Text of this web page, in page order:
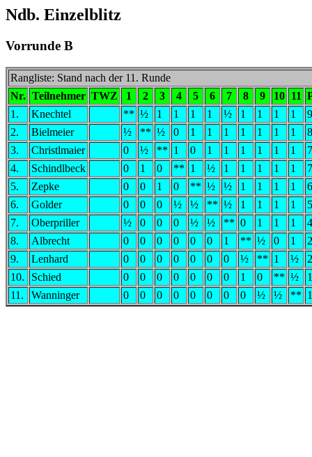
Ndb. Einzelblitz
Vorrunde B
Rangliste: Stand nach der 11. Runde
Nr. Teilnehmer TWZ 1 2 3 4 5 6 7 8 9 10 11
1.
Knechtel ** ½ 1 1 1 1 ½ 1 1 1 1
2.
Bielmeier ½ ** ½ 0 1 1 1 1 1 1 1
3.
Christlmaier 0 ½ ** 1 0 1 1 1 1 1 1
4.
Schindlbeck 0 1 0 ** 1 ½ 1 1 1 1 1
5.
Zepke 0 0 1 0 ** ½ ½ 1 1 1 1
6.
Golder 0 0 0 ½ ½ ** ½ 1 1 1 1
7.
Oberpriller ½ 0 0 0 ½ ½ ** 0 1 1 1
8.
Albrecht 0 0 0 0 0 0 1 ** ½ 0 1
9.
Lenhard 0 0 0 0 0 0 0 ½ ** 1 ½
10.
Schied 0 0 0 0 0 0 0 1 0 ** ½
11.
Wanninger 0 0 0 0 0 0 0 0 ½ ½ **